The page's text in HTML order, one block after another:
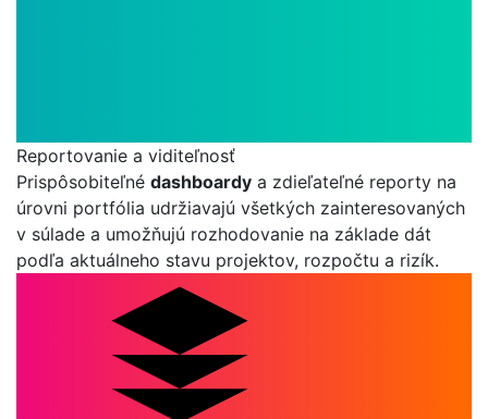
Reportovanie a viditeľnosť
Prispôsobiteľné dashboardy a zdieľateľné reporty na
úrovni portfólia udržiavajú všetkých zainteresovaných
v súlade a umožňujú rozhodovanie na základe dát
podľa aktuálneho stavu projektov, rozpočtu a rizík.